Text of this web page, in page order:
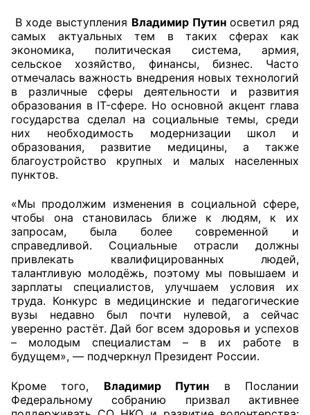
Общественный штаб
Члены ОП КО
Документы ОП КО
Регламент ОП КО
Кодекс этики ОП КО
Положения
Соглашения
Рекомендации
Порядок работы ЦОН
Аппарат ОП КО
УСТАВ ГКУ “АППАРАТ ОП КО”
Доходы руководителя за 2024 г.
В ходе выступления Владимир Путиносветил ряд
самых актуальных тем в таких сферах как
экономика, политическая система, армия,
сельское хозяйство, финансы, бизнес. Часто
отмечалась важность внедрения новых технологий
в различные сферы деятельности и развития
образования в IT-сфере. Но основной акцент глава
государства сделал на социальные темы, среди
них необходимость модернизации школ и
образования, развитие медицины, а также
благоустройство крупных и малых населенных
пунктов.
«Мы продолжим изменения в социальной сфере,
чтобы она становилась ближе к людям, к их
запросам, была более современной и
справедливой. Социальные отрасли должны
привлекать квалифицированных людей,
талантливую молодёжь, поэтому мы повышаем и
зарплаты специалистов, улучшаем условия их
труда. Конкурс в медицинские и педагогические
вузы недавно был почти нулевой, а сейчас
уверенно растёт. Дай бог всем здоровья и успехов
– молодым специалистам – в их работе в
будущем», — подчеркнул Президент России.
Кроме того, Владимир Путин в Послании
Федеральному собранию призвал активнее